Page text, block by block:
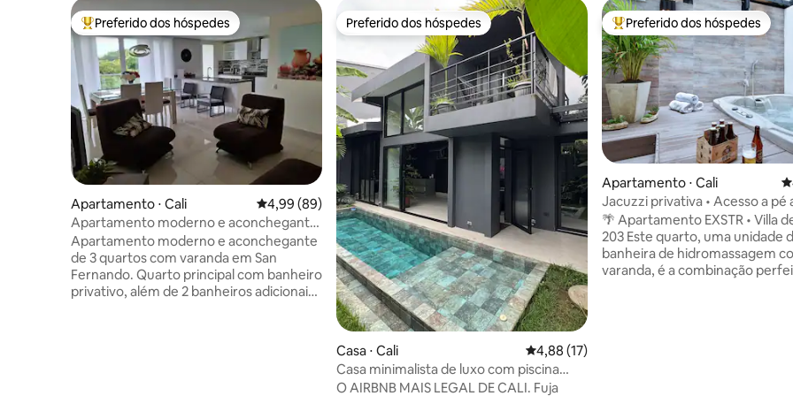
Entre os melhores preferidos dos hóspedes
Preferido dos hóspedes
Apartamento ⋅ Cali 4,99 de uma avaliação média de 5, 89 avaliações
4,99 (89)
Apartamento moderno e aconchegante
com varanda em San Fernan
Apartamento moderno e aconchegante
de 3 quartos com varanda em San
Fernando. Quarto principal com banheiro
privativo, além de 2 banheiros adicionais.
Preferido dos hóspedes
Preferido dos hóspedes
Casa ⋅ Cali 4,88 de uma avaliação média de 5, 17
4,88 (17)
Casa minimalista de luxo com piscina
privativa e área de lazer
O AIRBNB MAIS LEGAL DE CALI. Fuja
Entre os melhores preferidos
Preferido dos hóspedes
Apartamento ⋅ Cali
Jacuzzi privativa • Acesso a pé
qualquer lugar • El Peñón
🌴 Apartamento EXSTR • Villa
203 Este quarto, uma unidade de
banheira de hidromassagem
varanda, é a combinação